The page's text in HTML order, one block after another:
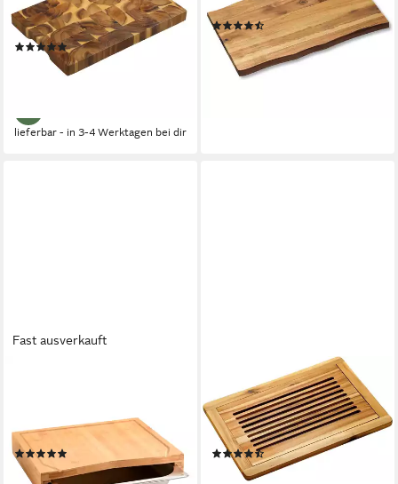
Akazienholz, (1-St), mit
Griffmulden
(1)
ab 16,63 € UVP
lieferbar - in 3-4 Werktagen bei dir
zertifiziertem Akazienholz
(3)
ab 15,19 € UVP19,99 €
-24%
Fast ausverkauft
Auffangschale, Bambus,
Edelstahl, (1-St), mit Saftrille
ab 21,42 € UVP34,99 €
Schneidebrett Tranchierbrett,
Akazie, FSC, Massivholz, (1-
St), abnehmbares Schneidrost
(19)
ab 19,21 € UVP